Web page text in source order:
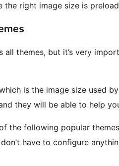
the right image size is
all themes, but it’s very
is the image size used
they will be able to help
the following popular
have to configure